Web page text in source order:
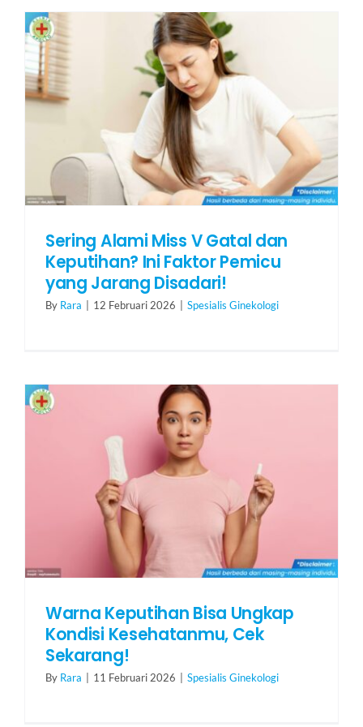
Sering Alami Miss V Gatal dan
Keputihan? Ini Faktor Pemicu
yang Jarang Disadari!
By Rara 12 Februari 2026 Spesialis Ginekologi
Warna Keputihan Bisa Ungkap
Kondisi Kesehatanmu, Cek
Sekarang!
By Rara 11 Februari 2026 Spesialis Ginekologi